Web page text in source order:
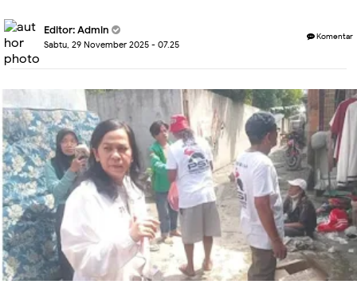
Editor: Admin
Sabtu, 29 November 2025 - 07.25
Komentar